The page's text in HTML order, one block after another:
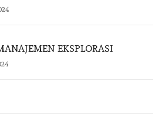
EKSPLORASI